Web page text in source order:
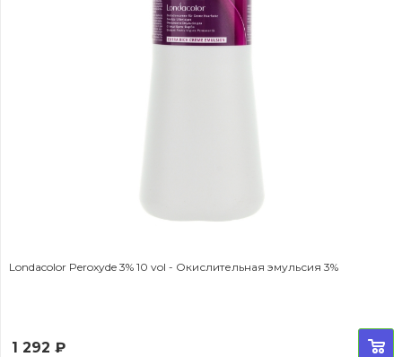
Londacolor Peroxyde 3% 10 vol - Окислительная эмульсия 3%
1 292 ₽